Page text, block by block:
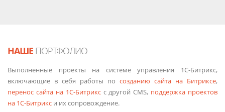
НАШЕ ПОРТФОЛИО
Выполненные проекты на системе управления 1С-Битрикс,
включающие в себя работы по созданию сайта на Битриксе,
перенос сайта на 1С-Битриксс другой CMS, поддержка проектов
на 1С-Битрикс и их сопровождение.